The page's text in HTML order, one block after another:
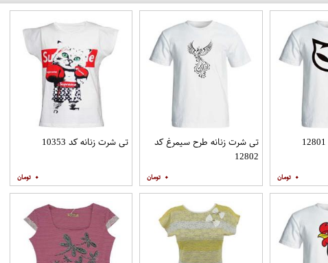
۰
تی شرت زنانه طرح سیمرغ کد
12802
۰
تی شرت زنانه کد 10353
۰